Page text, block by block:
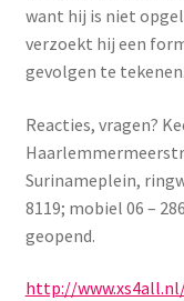
want hij is niet
verzoekt hij een
gevolgen te tekenen.
Reacties, vragen?
Surinameplein,
8119; mobiel 06 –
geopend.
http://